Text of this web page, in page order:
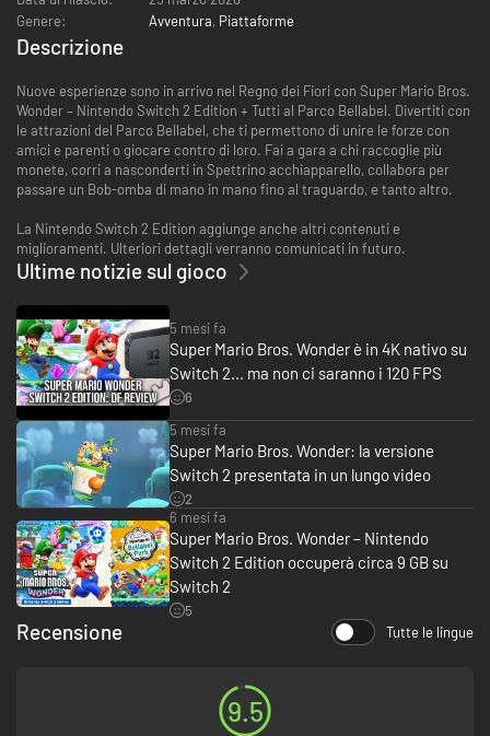
Genere:
Avventura, Piattaforme
Descrizione
Nuove esperienze sono in arrivo nel Regno dei Fiori con Super Mario Bros.
Wonder – Nintendo Switch 2 Edition + Tutti al Parco Bellabel. Divertiti con
le attrazioni del Parco Bellabel, che ti permettono di unire le forze con
amici e parenti o giocare contro di loro. Fai a gara a chi raccoglie più
monete, corri a nasconderti in Spettrino acchiapparello, collabora per
passare un Bob-omba di mano in mano fino al traguardo, e tanto altro.
La Nintendo Switch 2 Edition aggiunge anche altri contenuti e
miglioramenti. Ulteriori dettagli verranno comunicati in futuro.
Ultime notizie sul gioco
5 mesi fa
Super Mario Bros. Wonder è in 4K nativo su
Switch 2... ma non ci saranno i 120 FPS
6
5 mesi fa
Super Mario Bros. Wonder: la versione
Switch 2 presentata in un lungo video
2
6 mesi fa
Super Mario Bros. Wonder – Nintendo
Switch 2 Edition occuperà circa 9 GB su
Switch 2
5
Recensione Tutte le lingue
9.5